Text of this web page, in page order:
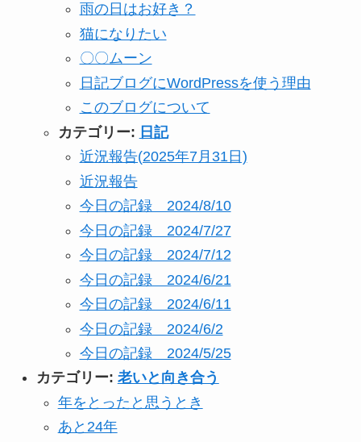
雨の日はお好き？
猫になりたい
〇〇ムーン
日記ブログにWordPressを使う理由
このブログについて
カテゴリー: 日記
近況報告(2025年7月31日)
近況報告
今日の記録 2024/8/10
今日の記録 2024/7/27
今日の記録 2024/7/12
今日の記録 2024/6/21
今日の記録 2024/6/11
今日の記録 2024/6/2
今日の記録 2024/5/25
カテゴリー: 老いと向き合う
年をとったと思うとき
あと24年